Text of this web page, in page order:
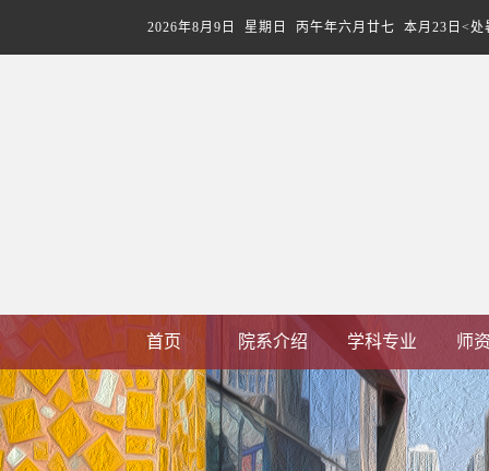
2026年8月9日 星期日 丙午年六月廿七 本月23日<处
首页 院系介绍 学科专业 师